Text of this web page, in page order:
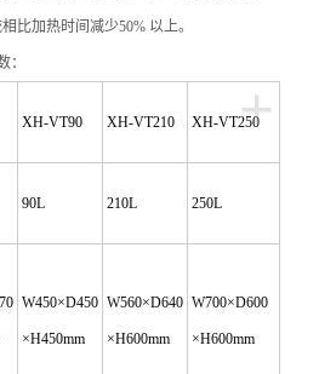
比加热时间减少50% 以上。
：
+
XH-VT90 XH-VT210 XH-VT250
90L 210L 250L
W450×D450
×H450mm
W560×D640
×H600mm
W700×D600
×H600mm